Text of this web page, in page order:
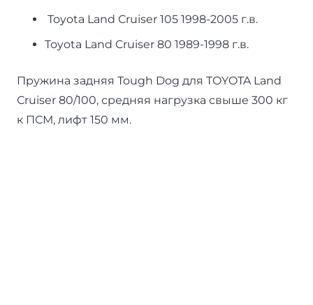
Toyota Land Cruiser 105 1998-2005 г.в.
Toyota Land Cruiser 80 1989-1998 г.в.
Пружина задняя Tough Dog для TOYOTA Land
Сruiser 80/100, средняя нагрузка свыше 300 кг
к ПСМ, лифт 150 мм.